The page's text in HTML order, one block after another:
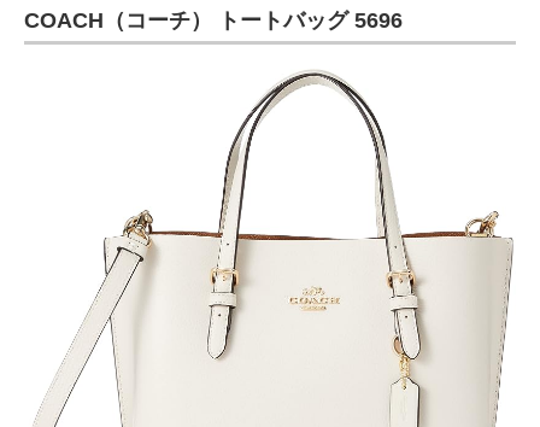
COACH（コーチ） トートバッグ 5696